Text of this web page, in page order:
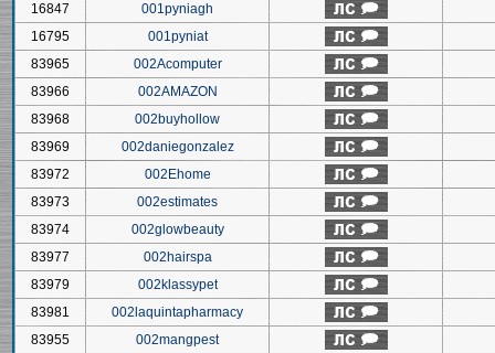
16847
001pyniagh
16795
001pyniat
83965
002Acomputer
83966
002AMAZON
83968
002buyhollow
83969
002daniegonzalez
83972
002Ehome
83973
002estimates
83974
002glowbeauty
83977
002hairspa
83979
002klassypet
83981
002laquintapharmacy
83955
002mangpest